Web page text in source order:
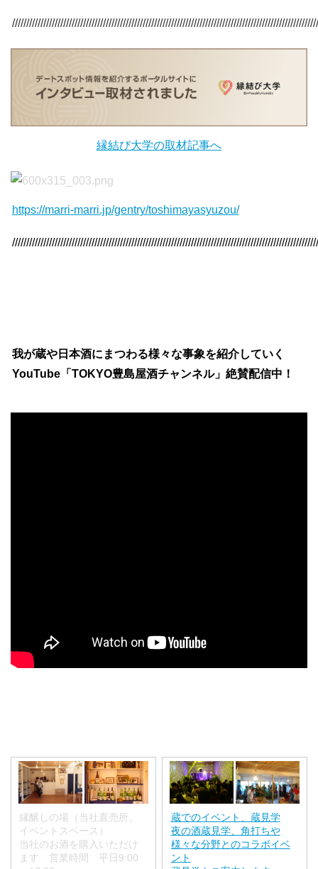
縁結び大学の取材記事へ
https://marri-marri.jp/gentry/toshimayasyuzou/
我が蔵や日本酒にまつわる様々な事象を紹介していく
YouTube「TOKYO豊島屋酒チャンネル」絶賛配信中！
縁醸しの場（当社直売所、
イベントスペース）
当社のお酒を購入いただけ
ます 営業時間 平日9:00
蔵でのイベント、蔵見学
夜の酒蔵見学、角打ちや
様々な分野とのコラボイベ
ント